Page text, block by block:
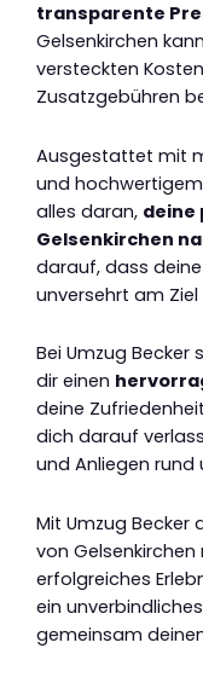
transparente
Gelsenkirchen
versteckten
Zusatzgebühren
Ausgestattet mit
und
alles daran, deine
Gelsenkirchen
darauf, dass
unversehrt am
Bei Umzug
dir einen
deine
dich darauf
und Anliegen rund
Mit Umzug Becker
von
erfolgreiches
ein
gemeinsam